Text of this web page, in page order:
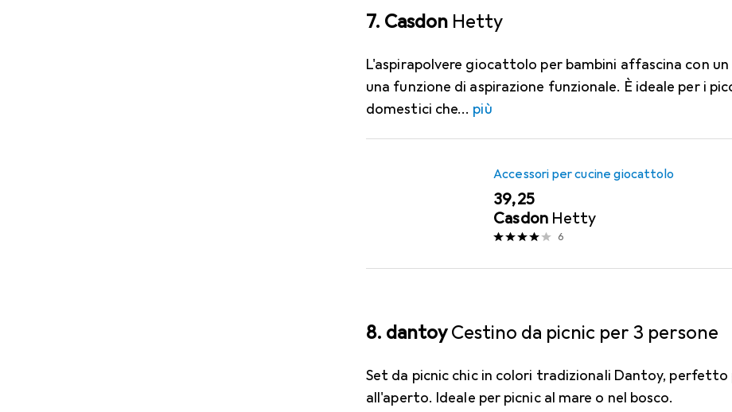
7. Casdon Hetty
L'aspirapolvere giocattolo per bambini affascina con
una funzione di aspirazione funzionale. È ideale per i
domestici che
più
Accessori per cucine giocattolo
EUR
39,25
Casdon Hetty
6
8. dantoyCestino da picnic per 3 persone
Set da picnic chic in colori tradizionali Dantoy, perfetto
all'aperto. Ideale per picnic al mare o nel bosco.